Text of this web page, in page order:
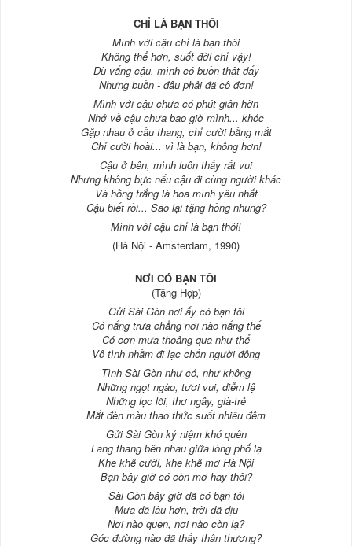
CHỈ LÀ BẠN THÔI
Mình với cậu chỉ là bạn thôi
Không thể hơn, suốt đời chỉ vậy!
Dù vắng cậu, mình có buồn thật đấy
Nhưng buồn - đâu phải đã cô đơn!
Mình với cậu chưa có phút giận hờn
Nhớ về cậu chưa bao giờ mình... khóc
Gặp nhau ở cầu thang, chỉ cười bằng mắt
Chỉ cười hoài... vì là bạn, không hơn!
Cậu ở bên, mình luôn thấy rất vui
Nhưng không bực nếu cậu đi cùng người khác
Và hồng trắng là hoa mình yêu nhất
Cậu biết rồi... Sao lại tặng hồng nhung?
Mình với cậu chỉ là bạn thôi!
(Hà Nội - Amsterdam, 1990)
NƠI CÓ BẠN TÔI
(Tặng Hợp)
Gửi Sài Gòn nơi ấy có bạn tôi
Có nắng trưa chẳng nơi nào nắng thế
Có cơn mưa thoảng qua như thể
Vô tình nhầm đi lạc chốn người đông
Tình Sài Gòn như có, như không
Những ngọt ngào, tươi vui, diễm lệ
Những lọc lõi, thơ ngây, già-trẻ
Mắt đèn màu thao thức suốt nhiều đêm
Gửi Sài Gòn kỷ niệm khó quên
Lang thang bên nhau giữa lòng phố lạ
Khe khẽ cười, khe khẽ mơ Hà Nội
Bạn bây giờ có còn mơ hay thôi?
Sài Gòn bây giờ đã có bạn tôi
Mưa đã lâu hơn, trời đã dịu
Nơi nào quen, nơi nào còn lạ?
Góc đường nào đã thấy thân thương?